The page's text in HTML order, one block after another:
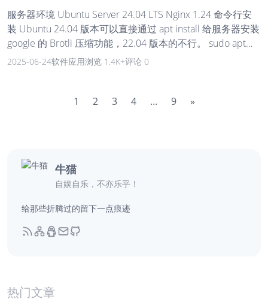
服务器环境 Ubuntu Server 24.04 LTS Nginx 1.24 命令行安
装 Ubuntu 24.04 版本可以直接通过 apt install 给服务器安装
google 的 Brotli 压缩功能，22.04 版本的不行。 sudo apt
install brotli libnginx-mod-http-brotli-filter brotli 是 google
用安装。 配置 Brotli Ubunt...
2025-06-24软件应用浏览 1.4K+评论 0
1 2 3 4 ... 9 »
牛猫
自娱自乐，不亦乐乎！
给那些折腾过的留下一点痕迹
热门文章